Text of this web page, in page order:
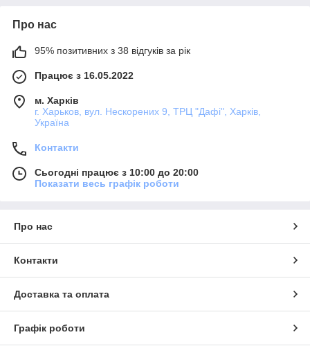
Про нас
95% позитивних з 38 відгуків за рік
Працює з 16.05.2022
м. Харків
г. Харьков, вул. Нескорених 9, ТРЦ "Дафі", Харків,
Україна
Контакти
Сьогодні працює з 10:00 до 20:00
Показати весь графік роботи
Про нас
Контакти
Доставка та оплата
Графік роботи